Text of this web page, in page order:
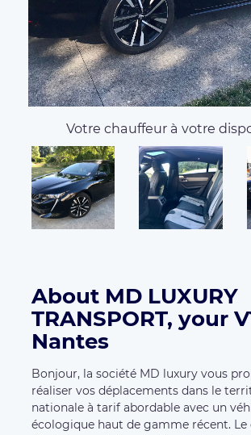
About MD LUXURY
TRANSPORT, your
Nantes
Bonjour, la société MD luxury vous
réaliser vos déplacements dans le
nationale à tarif abordable avec un
d’origine nantaise choisira le chemin
approprié et adoptera une conduite
votre confort. A bord de nos véhicules
trouverez à votre disposition une
friandises une connexion wifi
importance à la qualité de service ainsi
satisfaction clientèle. Nous sommes
et 24h/24 courtes ou longues
Available vehicles:
Economique Peugeot 508 gt
4 Seats